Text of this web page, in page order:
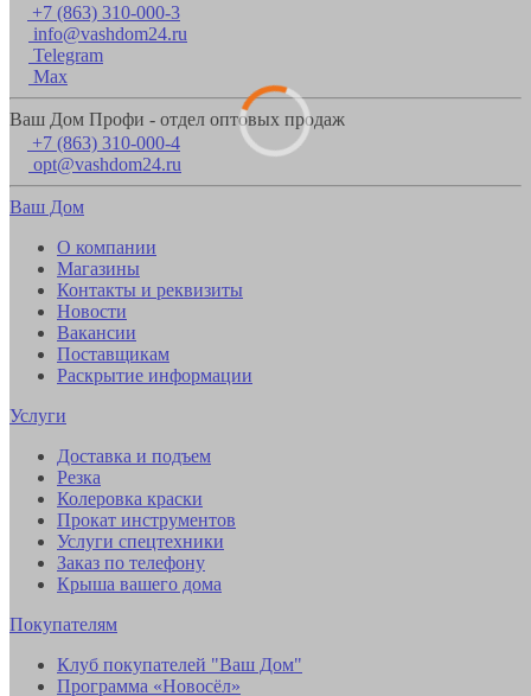
+7 (863) 310-000-3
info@vashdom24.ru
Telegram
Max
Ваш Дом Профи - отдел оптовых продаж
+7 (863) 310-000-4
opt@vashdom24.ru
Ваш Дом
О компании
Магазины
Контакты и реквизиты
Новости
Вакансии
Поставщикам
Раскрытие информации
Услуги
Доставка и подъем
Резка
Колеровка краски
Прокат инструментов
Услуги спецтехники
Заказ по телефону
Крыша вашего дома
Покупателям
Клуб покупателей "Ваш Дом"
Программа «Новосёл»